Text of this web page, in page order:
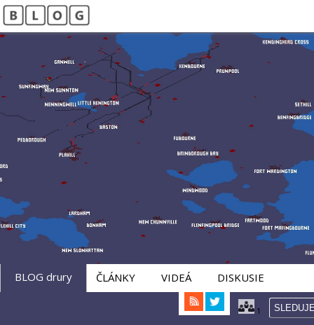
BLOG drury ČLÁNKY VIDEÁ DISKUSIE
1